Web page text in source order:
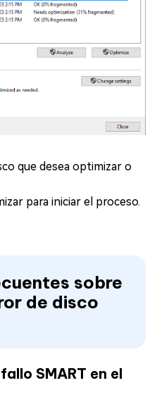
que desea optimizar o
para iniciar el proceso.
sobre
de disco
SMART en el